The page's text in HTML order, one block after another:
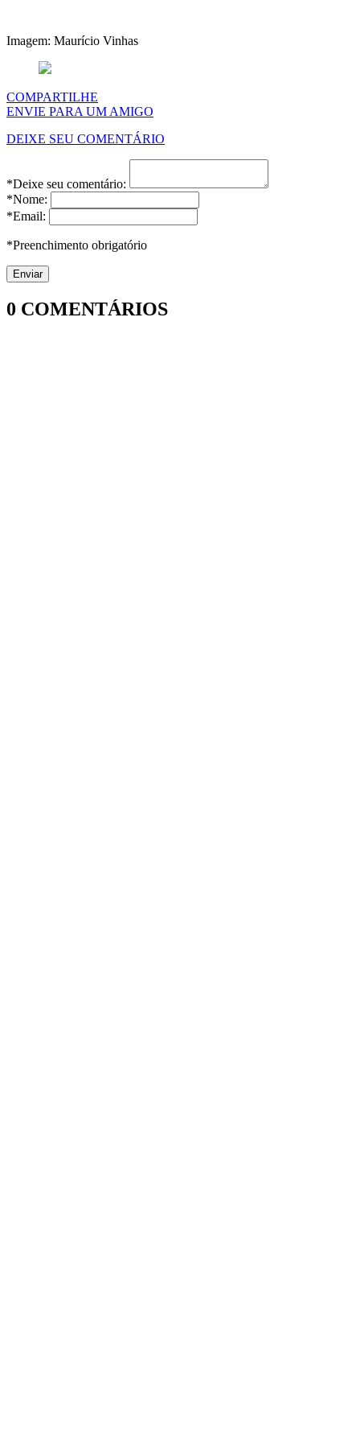
Imagem: Maurício Vinhas
COMPARTILHE
ENVIE PARA UM AMIGO
DEIXE SEU COMENTÁRIO
*Deixe seu comentário:
*Nome:
*Email:
*Preenchimento obrigatório
0 COMENTÁRIOS